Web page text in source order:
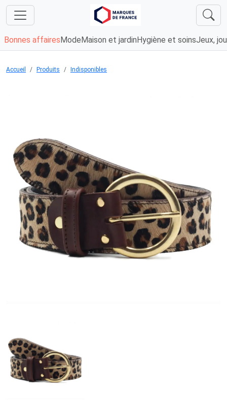
Bonnes affaires Mode Maison et jardin Hygiène et soinsJeux,
Accueil Produits Indisponibles